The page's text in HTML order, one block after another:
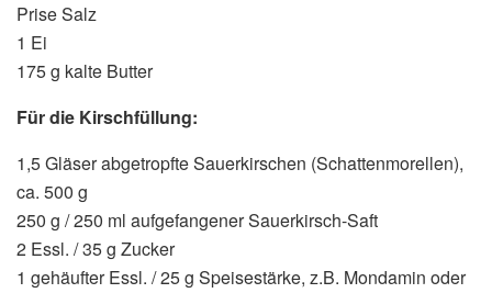
Prise Salz
1 Ei
175 g kalte Butter
Für die Kirschfüllung:
1,5 Gläser abgetropfte Sauerkirschen (Schattenmorellen),
ca. 500 g
250 g / 250 ml aufgefangener Sauerkirsch-Saft
2 Essl. / 35 g Zucker
1 gehäufter Essl. / 25 g Speisestärke, z.B. Mondamin oder